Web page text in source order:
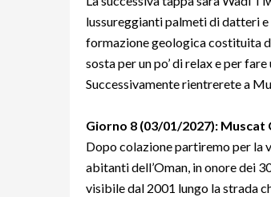
lussureggianti palmeti di datteri
formazione geologica costituita
sosta per un po’ di relax e per fare
Successivamente rientrerete a
Giorno 8 (03/01/2027):
Dopo colazione partiremo per la
abitanti dell’Oman, in onore dei
visibile dal 2001 lungo la strada